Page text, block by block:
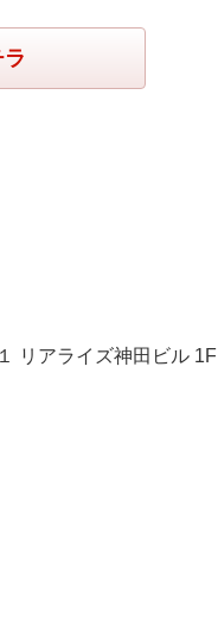
リアライズ神田ビル 1F